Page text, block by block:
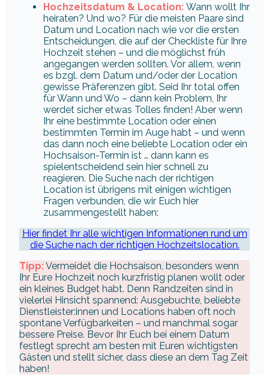
Hochzeitsdatum & Location: Wann wollt Ihr
heiraten? Und wo? Für die meisten Paare sind
Datum und Location nach wie vor die ersten
Entscheidungen, die auf der Checkliste für Ihre
Hochzeit stehen – und die möglichst früh
angegangen werden sollten. Vor allem, wenn
es bzgl. dem Datum und/oder der Location
gewisse Präferenzen gibt. Seid Ihr total offen
für Wann und Wo – dann kein Problem, Ihr
werdet sicher etwas Tolles finden! Aber wenn
Ihr eine bestimmte Location oder einen
bestimmten Termin im Auge habt – und wenn
das dann noch eine beliebte Location oder ein
Hochsaison-Termin ist … dann kann es
spielentscheidend sein hier schnell zu
reagieren. Die Suche nach der richtigen
Location ist übrigens mit einigen wichtigen
Fragen verbunden, die wir Euch hier
zusammengestellt haben:
Hier findet Ihr alle wichtigen Informationen rund um
die Suche nach der richtigen Hochzeitslocation.
Tipp:Vermeidet die Hochsaison, besonders wenn
Ihr Eure Hochzeit noch kurzfristig planen wollt oder
ein kleines Budget habt. Denn Randzeiten sind in
vielerlei Hinsicht spannend: Ausgebuchte, beliebte
Dienstleister:innen und Locations haben oft noch
spontane Verfügbarkeiten – und manchmal sogar
bessere Preise. Bevor Ihr Euch bei einem Datum
festlegt sprecht am besten mit Euren wichtigsten
Gästen und stellt sicher, dass diese an dem Tag Zeit
haben!